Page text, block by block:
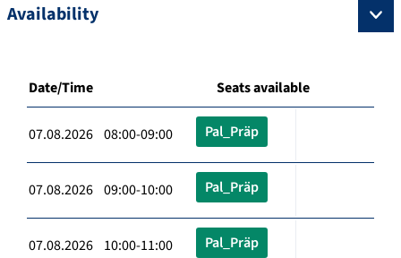
Availability
Date/Time Seats available
07.08.2026 08:00-09:00 Pal_Präp
07.08.2026 09:00-10:00 Pal_Präp
07.08.2026 10:00-11:00 Pal_Präp